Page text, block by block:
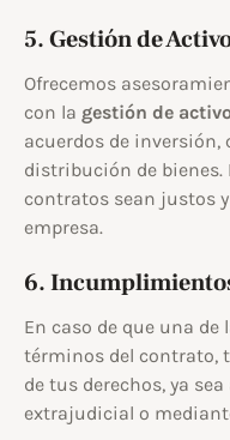
5. Gestión de
Ofrecemos
con la gestión de
acuerdos de inversión,
distribución de bienes.
contratos sean justos
empresa.
6.
En caso de que una
términos del contrato,
de tus derechos, ya
extrajudicial o